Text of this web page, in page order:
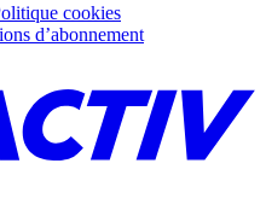
cookies
d’abonnement